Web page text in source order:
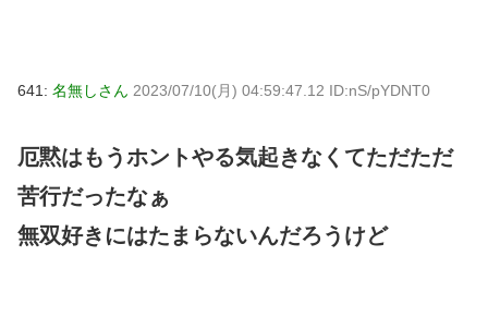
641: 名無しさん 2023/07/10(月) 04:59:47.12 ID:nS/pYDNT0
厄黙はもうホントやる気起きなくてただただ
苦行だったなぁ
無双好きにはたまらないんだろうけど